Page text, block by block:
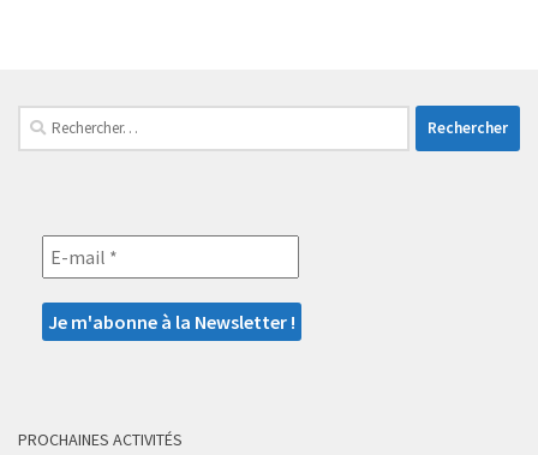
Rechercher :
PROCHAINES ACTIVITÉS